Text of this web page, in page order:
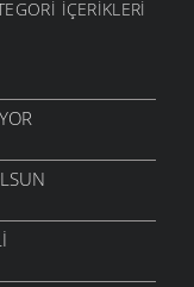
İÇERIKLERI